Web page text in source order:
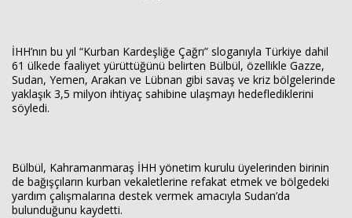
İHH’nın bu yıl “Kurban Kardeşliğe Çağrı” sloganıyla Türkiye dahil
61 ülkede faaliyet yürüttüğünü belirten Bülbül, özellikle Gazze,
Sudan, Yemen, Arakan ve Lübnan gibi savaş ve kriz bölgelerinde
yaklaşık 3,5 milyon ihtiyaç sahibine ulaşmayı hedeflediklerini
söyledi.
Bülbül, Kahramanmaraş İHH yönetim kurulu üyelerinden birinin
de bağışçıların kurban vekaletlerine refakat etmek ve bölgedeki
yardım çalışmalarına destek vermek amacıyla Sudan’da
bulunduğunu kaydetti.